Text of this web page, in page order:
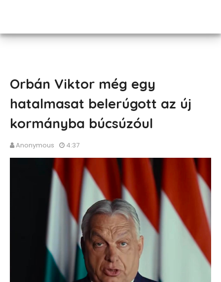
Orbán Viktor még egy
hatalmasat belerúgott az új
kormányba búcsúzóul
Anonymous 4:37